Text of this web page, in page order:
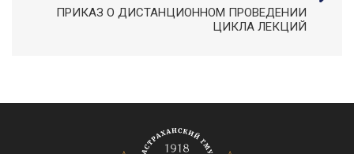
ПРИКАЗ О ДИСТАНЦИОННОМ ПРОВЕДЕНИИ
ЦИКЛА ЛЕКЦИЙ